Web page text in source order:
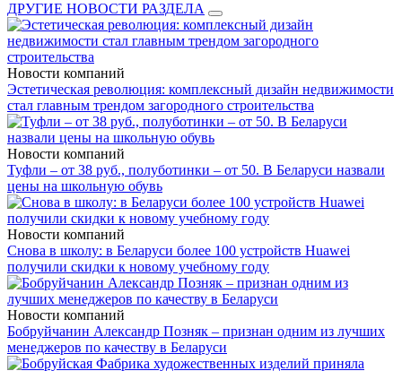
ДРУГИЕ НОВОСТИ РАЗДЕЛА
Новости компаний
Эстетическая революция: комплексный дизайн недвижимости
стал главным трендом загородного строительства
Новости компаний
Туфли – от 38 руб., полуботинки – от 50. В Беларуси назвали
цены на школьную обувь
Новости компаний
Снова в школу: в Беларуси более 100 устройств Huawei
получили скидки к новому учебному году
Новости компаний
Бобруйчанин Александр Позняк – признан одним из лучших
менеджеров по качеству в Беларуси